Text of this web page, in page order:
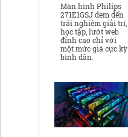
Màn hình Philips
271E1GSJ đem đến
trải nghiệm giải trí,
học tập, lướt web
đỉnh cao chỉ với
một mức giá cực kỳ
bình dân.